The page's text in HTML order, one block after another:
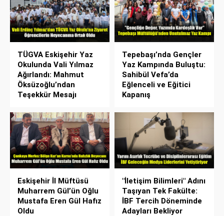
TÜGVA Eskişehir Yaz
Okulunda Vali Yılmaz
Ağırlandı: Mahmut
Öksüzoğlu’ndan
Teşekkür Mesajı
Tepebaşı’nda Gençler
Yaz Kampında Buluştu:
Sahibül Vefa’da
Eğlenceli ve Eğitici
Kapanış
Eskişehir İl Müftüsü
Muharrem Gül’ün Oğlu
Mustafa Eren Gül Hafız
Oldu
"İletişim Bilimleri" Adını
Taşıyan Tek Fakülte:
İBF Tercih Döneminde
Adayları Bekliyor